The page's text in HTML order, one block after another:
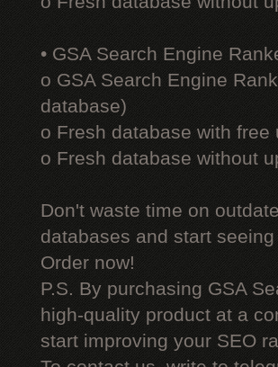
• GSA Search Engine
o GSA Search Engine
database)
o Fresh database with free
o Fresh database without
Don't waste time on
databases and start
Order now!
P.S. By purchasing GSA
high-quality product at a
start improving your SEO